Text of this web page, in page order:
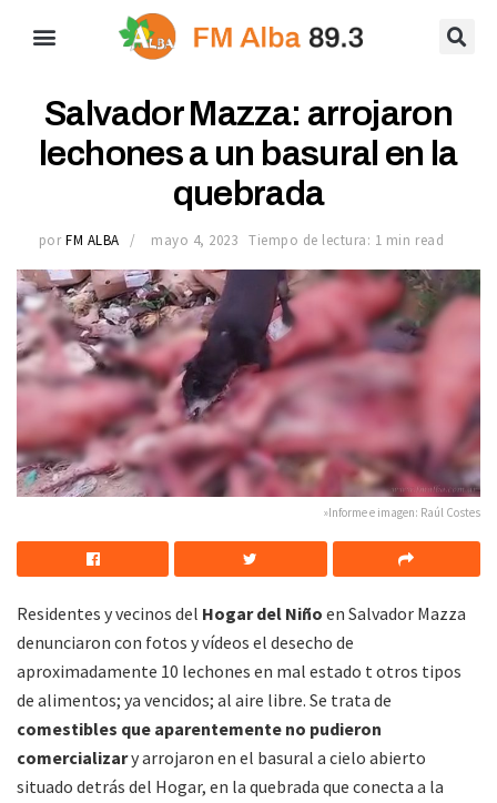
Salvador Mazza: arrojaron
lechones a un basural en la
quebrada
por FM ALBA mayo 4, 2023 Tiempo de lectura: 1 min read
»Informe e imagen: Raúl Costes
Residentes y vecinos del Hogar del Niño en Salvador Mazza
denunciaron con fotos y vídeos el desecho de
aproximadamente 10 lechones en mal estado t otros tipos
de alimentos; ya vencidos; al aire libre. Se trata de
comestibles que aparentemente no pudieron
comercializary arrojaron en el basural a cielo abierto
situado detrás del Hogar, en la quebrada que conecta a la